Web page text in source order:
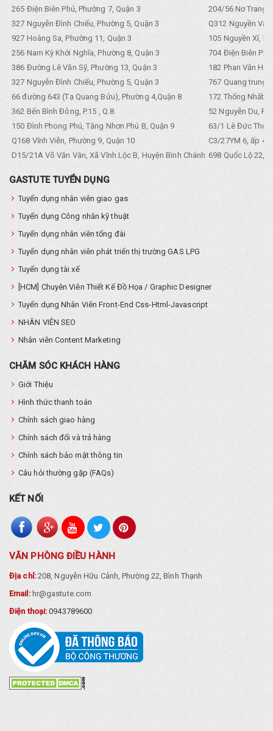
265 Điện Biên Phủ, Phường 7, Quận 3
204/56 Nơ Trang
327 Nguyễn Đình Chiểu, Phường 5, Quận 3
Q312 Nguyền
927 Hoàng Sa, Phường 11, Quận 3
105 Nguyền Xí,
256 Nam Kỳ Khởi Nghĩa, Phường 8, Quận 3
704 Điện Biên
386 Đường Lê Văn Sỹ, Phường 13, Quận 3
182 Phan Văn
327 Nguyễn Đình Chiểu, Phường 5, Quận 3
767 Quang trung,
66 đường 643 (Tạ Quang Bửu), Phường 4,Quận 8
172 Thống Nhất.
362 Bến Bình Đông, P.15 , Q.8
52 Nguyễn Du,
150 Đình Phong Phú, Tăng Nhơn Phú B, Quận 9
63/1 Lê Đức Thọ,
Q168 Vĩnh Viễn, Phường 9, Quận 10
C3/27YM 6, ấp 4,
D15/21A Võ Văn Vân, Xã Vĩnh Lộc B, Huyện Bình Chánh 698 Quốc Lộ 22,
GASTUTE TUYỂN DỤNG
Tuyển dụng nhân viên giao gas
Tuyển dụng Công nhân kỹ thuật
Tuyển dụng nhân viên tổng đài
Tuyển dụng nhân viên phát triển thị trường GAS LPG
Tuyển dụng tài xế
[HCM] Chuyên Viên Thiết Kế Đồ Họa / Graphic Designer
Tuyển dụng Nhân Viên Front-End Css-Html-Javascript
NHÂN VIÊN SEO
Nhân viên Content Marketing
CHĂM SÓC KHÁCH HÀNG
Giới Thiệu
Hình thức thanh toán
Chính sách giao hàng
Chính sách đổi và trả hàng
Chính sách bảo mật thông tin
Câu hỏi thường gặp (FAQs)
KẾT NỐI
VĂN PHÒNG ĐIỀU HÀNH
Địa chỉ:208, Nguyễn Hữu Cảnh, Phường 22, Bình Thạnh
Email:hr@gastute.com
Điện thoại:0943789600